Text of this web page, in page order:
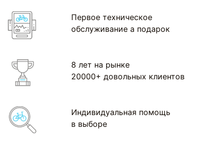
Первое техническое
обслуживание а подарок
8 лет на рынке
20000+ довольных клиентов
Индивидуальная помощь
в выборе